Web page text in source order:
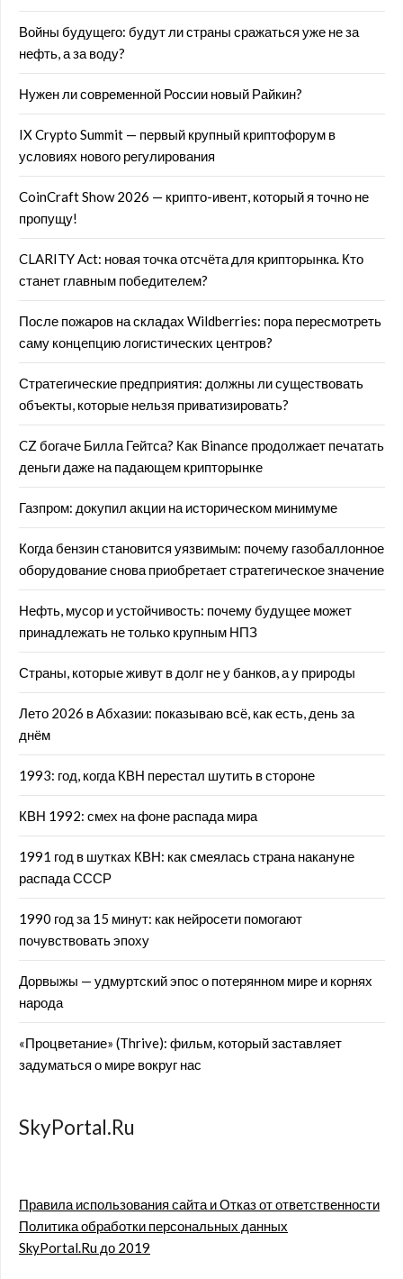
Войны будущего: будут ли страны сражаться уже не за
нефть, а за воду?
Нужен ли современной России новый Райкин?
IX Crypto Summit — первый крупный криптофорум в
условиях нового регулирования
CoinCraft Show 2026 — крипто-ивент, который я точно не
пропущу!
CLARITY Act: новая точка отсчёта для крипторынка. Кто
станет главным победителем?
После пожаров на складах Wildberries: пора пересмотреть
саму концепцию логистических центров?
Стратегические предприятия: должны ли существовать
объекты, которые нельзя приватизировать?
CZ богаче Билла Гейтса? Как Binance продолжает печатать
деньги даже на падающем крипторынке
Газпром: докупил акции на историческом минимуме
Когда бензин становится уязвимым: почему газобаллонное
оборудование снова приобретает стратегическое значение
Нефть, мусор и устойчивость: почему будущее может
принадлежать не только крупным НПЗ
Страны, которые живут в долг не у банков, а у природы
Лето 2026 в Абхазии: показываю всё, как есть, день за
днём
1993: год, когда КВН перестал шутить в стороне
КВН 1992: смех на фоне распада мира
1991 год в шутках КВН: как смеялась страна накануне
распада СССР
1990 год за 15 минут: как нейросети помогают
почувствовать эпоху
Дорвыжы — удмуртский эпос о потерянном мире и корнях
народа
«Процветание» (Thrive): фильм, который заставляет
задуматься о мире вокруг нас
SkyPortal.Ru
Правила использования сайта и Отказ от ответственности
Политика обработки персональных данных
SkyPortal.Ru до 2019